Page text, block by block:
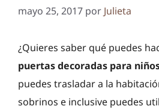
mayo 25, 2017 por Julieta
¿Quieres saber qué puedes
puertas decoradas para
puedes trasladar a la
sobrinos e inclusive puedes